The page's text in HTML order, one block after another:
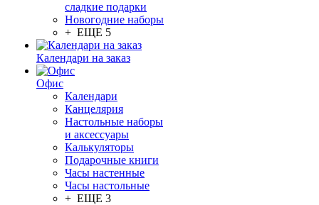
сладкие подарки
Новогодние наборы
+ ЕЩЕ 5
Календари на заказ
Офис
Календари
Канцелярия
Настольные наборы
и аксессуары
Калькуляторы
Подарочные книги
Часы настенные
Часы настольные
+ ЕЩЕ 3